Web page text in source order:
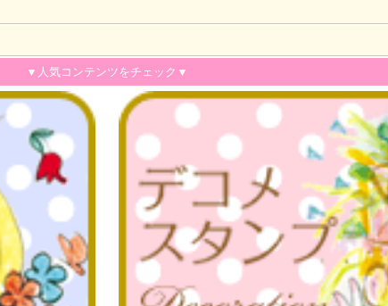
▼人気コンテンツをチェック▼